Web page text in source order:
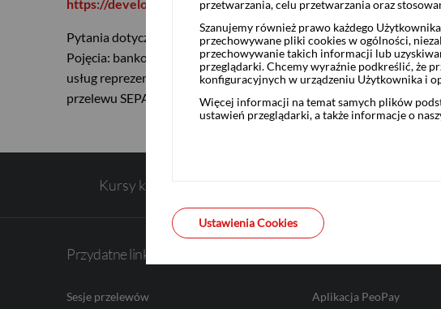
https://developer.pekao.com.pl/api/.
Pytania dotyczące API prosimy kierować na adres mailowy
Pojęcia: bankowość elektroniczna i przelew odpowiadają
usług reprezentatywnych powiązanych z rachunkiem płatniczym:
przelewu SEPA lub polecenie przelewu w walucie obcej.
Kursy kupna walut
USD
EUR
CHF
Przydatne linki
Sesje przelewów
Aplikacja PeoPay
przetwarzania, celu przetwarzania oraz
Szanujemy również prawo każdego
przechowywane pliki cookies w ogólności,
przechowywanie takich informacji lub
przeglądarki. Chcemy wyraźnie podkreślić, że
konfiguracyjnych w urządzeniu Użytkownika i
Więcej informacji na temat samych plików
ustawień przeglądarki, a także informacje o
Ustawienia Cookies